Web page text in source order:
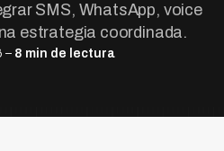
SMS, WhatsApp, voice
estrategia coordinada.
– 8 min de lectura